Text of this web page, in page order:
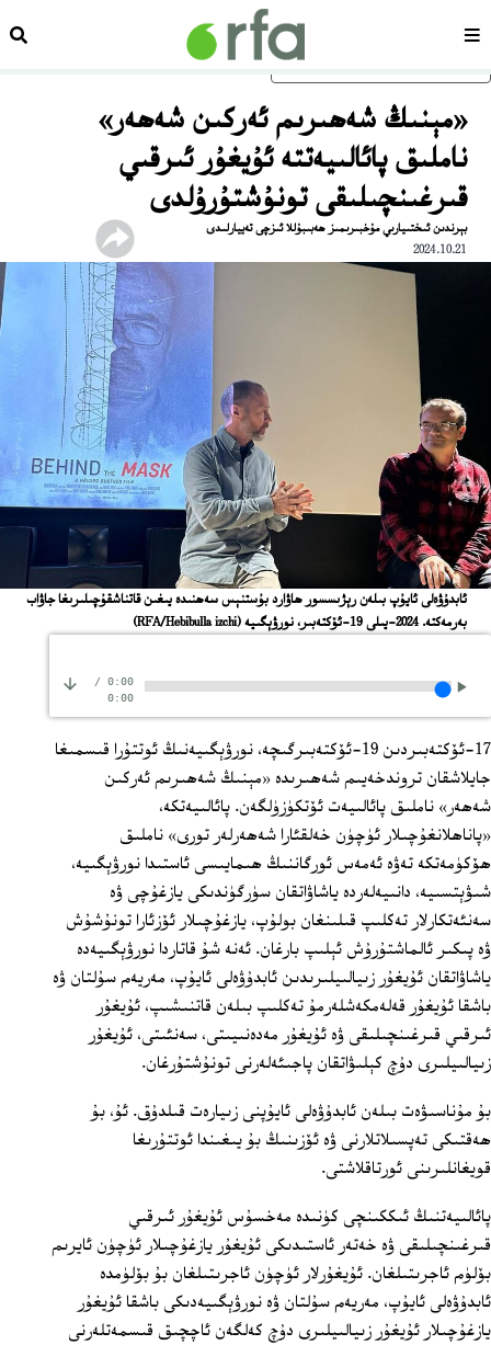
ئاساسلىق مەزمۇنغا ئاتلاڭسەھىپە
«مېنىڭ شەھىرىم ئەركىن شەھەر»
ناملىق پائالىيەتتە ئۇيغۇر ئىرقىي
قىرغىنچىلىقى تونۇشتۇرۇلدى
بېرندىن ئىختىيارىي مۇخبىرىمىز ھەبىبۇللا ئىزچى تەييارلىدى
2024.10.21
ئابدۇۋەلى ئايۇپ بىلەن رېژىسسور ھاۋارد بۇستنېس سەھنىدە يىغىن قاتناشقۇچىلىرىغا جاۋاب
بەرمەكتە. 2024-يىلى 19-ئۆكتەبىر، نورۋېگىيە
(RFA/Hebibulla izchi)
0:00
/
0:00
17-ئۆكتەبىردىن 19-ئۆكتەبىرگىچە، نورۋېگىيەنىڭ ئوتتۇرا قىسمىغا
جايلاشقان تروندخەيىم شەھىرىدە «مېنىڭ شەھىرىم ئەركىن
شەھەر» ناملىق پائالىيەت ئۆتكۈزۈلگەن. پائالىيەتكە،
«پاناھلانغۇچىلار ئۈچۈن خەلقئارا شەھەرلەر تورى» ناملىق
ھۆكۈمەتكە تەۋە ئەمەس ئورگاننىڭ ھىمايىسى ئاستىدا نورۋېگىيە،
شىۋېتسىيە، دانىيەلەردە ياشاۋاتقان سۈرگۈندىكى يازغۇچى ۋە
سەنئەتكارلار تەكلىپ قىلىنغان بولۇپ، يازغۇچىلار ئۆزئارا تونۇشۇش
ۋە پىكىر ئالماشتۇرۇش ئېلىپ بارغان. ئەنە شۇ قاتاردا نورۋېگىيەدە
ياشاۋاتقان ئۇيغۇر زىيالىيلىرىدىن ئابدۇۋەلى ئايۇپ، مەريەم سۇلتان ۋە
باشقا ئۇيغۇر قەلەمكەشلەرمۇ تەكلىپ بىلەن قاتنىشىپ، ئۇيغۇر
ئىرقىي قىرغىنچىلىقى ۋە ئۇيغۇر مەدەنىيىتى، سەنئىتى، ئۇيغۇر
زىيالىيلىرى دۇچ كېلىۋاتقان پاجىئەلەرنى تونۇشتۇرغان.
بۇ مۇناسىۋەت بىلەن ئابدۇۋەلى ئايۇپنى زىيارەت قىلدۇق. ئۇ، بۇ
ھەقتىكى تەپسىلاتلارنى ۋە ئۆزىنىڭ بۇ يىغىندا ئوتتۇرىغا
قويغانلىرىنى ئورتاقلاشتى.
پائالىيەتنىڭ ئىككىنچى كۈنىدە مەخسۇس ئۇيغۇر ئىرقىي
قىرغىنچىلىقى ۋە خەتەر ئاستىدىكى ئۇيغۇر يازغۇچىلار ئۈچۈن ئايرىم
بۆلۈم ئاجرىتىلغان. ئۇيغۇرلار ئۈچۈن ئاجرىتىلغان بۇ بۆلۈمدە
ئابدۇۋەلى ئايۇپ، مەريەم سۇلتان ۋە نورۋېگىيەدىكى باشقا ئۇيغۇر
يازغۇچىلار ئۇيغۇر زىيالىيلىرى دۇچ كەلگەن ئاچچىق قىسمەتلەرنى